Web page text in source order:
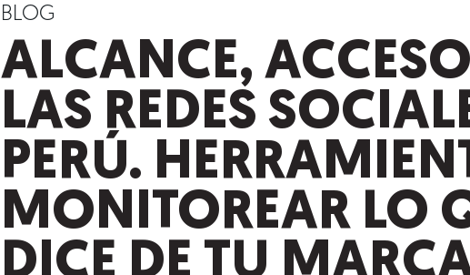
BLOG
ALCANCE,
LAS REDES
PERÚ.
MONITOREAR LO
DICE DE TU